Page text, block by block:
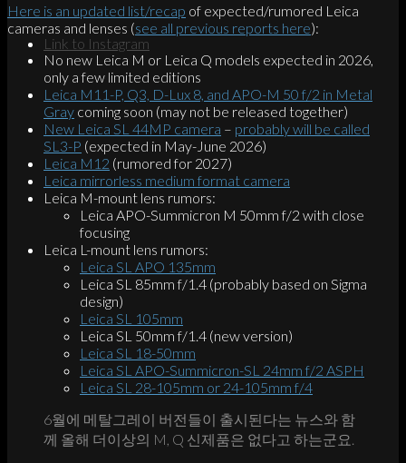
Link to Instagram
Here is an updated list/recap of expected/rumored Leica
cameras and lenses (see all previous reports here):
No new Leica M or Leica Q models expected in 2026,
only a few limited editions
Leica M11-P, Q3, D-Lux 8, and APO-M 50 f/2 in Metal
Gray coming soon (may not be released together)
New Leica SL 44MP camera – probably will be called
SL3-P (expected in May-June 2026)
Leica M12 (rumored for 2027)
Leica mirrorless medium format camera
Leica M-mount lens rumors:
Leica APO-Summicron M 50mm f/2 with close
focusing
Leica L-mount lens rumors:
Leica SL APO 135mm
Leica SL 85mm f/1.4 (probably based on Sigma
design)
Leica SL 105mm
Leica SL 50mm f/1.4 (new version)
Leica SL 18-50mm
Leica SL APO-Summicron-SL 24mm f/2 ASPH
Leica SL 28-105mm or 24-105mm f/4
6월에 메탈그레이 버전들이 출시된다는 뉴스와 함
께 올해 더이상의 M, Q 신제품은 없다고 하는군요.